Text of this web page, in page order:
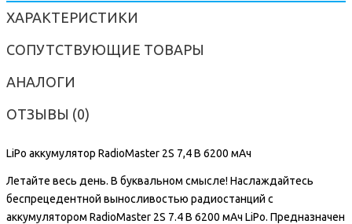
ХАРАКТЕРИСТИКИ
СОПУТСТВУЮЩИЕ ТОВАРЫ
АНАЛОГИ
ОТЗЫВЫ (0)
LiPo аккумулятор RadioMaster 2S 7,4 В 6200 мАч
Летайте весь день. В буквальном смысле! Наслаждайтесь
беспрецедентной выносливостью радиостанций с
аккумулятором RadioMaster 2S 7.4 B 6200 мАч LiPo. Предназначен